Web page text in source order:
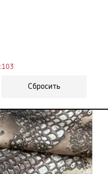
103
Сбросить